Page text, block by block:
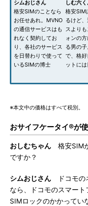
シムおじさん
格安SIMのことなら
お任せあれ。MVNO
の通信サービスはも
れなく契約してお
り、各社のサービス
を日替わりで使って
いるSIMの博士
しむ六
格安SIM
るけど
スより
ォンの
る男の
で、格
ットに
※本文中の価格はすべて税別。
おサイフケータイ®が
おしむちゃん 格安SIM
ですか？
シムおじさん ドコモの
なら、ドコモのスマート
SIMロックのかかってい